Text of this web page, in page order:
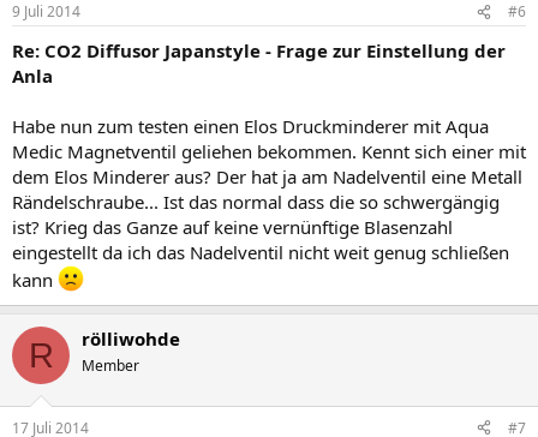
9 Juli 2014 #6
Re: CO2 Diffusor Japanstyle - Frage zur Einstellung der
Anla
Habe nun zum testen einen Elos Druckminderer mit Aqua
Medic Magnetventil geliehen bekommen. Kennt sich einer mit
dem Elos Minderer aus? Der hat ja am Nadelventil eine Metall
Rändelschraube... Ist das normal dass die so schwergängig
ist? Krieg das Ganze auf keine vernünftige Blasenzahl
eingestellt da ich das Nadelventil nicht weit genug schließen
kann
R rölliwohde
Member
17 Juli 2014 #7